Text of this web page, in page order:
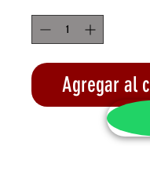
Agregar al
Realizar